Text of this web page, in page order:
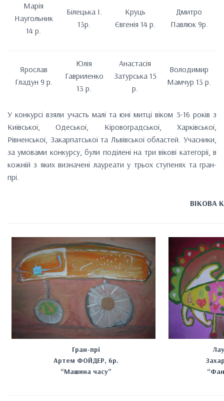
Марія
Наугольник
14 р.
Білецька І.
13р.
Круць
Євгенія 14 р.
Дмитро
Павлюк 9р.
Ярослав
Гладун 9 р.
Юлія
Гавриленко
13 р.
Анастасія
Затурська 15
р.
Володимир
Мамчур 13 р.
У конкурсі взяли участь малі та юні митці віком 5-16 років з
Київської, Одеської, Кіровоградської, Харківської,
Рівненської, Закарпатської та Львівської областей. Учасники,
за умовами конкурсу, були поділені на три вікові категорії, в
кожній з яких визначені лауреати у трьох ступенях та гран-
прі.
ВІКОВА
Гран-прі
Артем ФОЙДЕР, 6р.
“Машина часу”